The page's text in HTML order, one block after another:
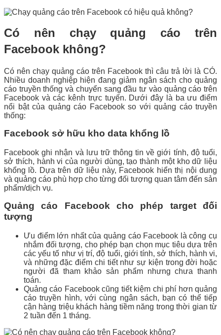
Có nên chạy quảng cáo trên
Facebook không?
Có nên chạy quảng cáo trên Facebook thì câu trả lời là CÓ.
Nhiều doanh nghiệp hiện đang giảm ngân sách cho quảng
cáo truyền thống và chuyển sang đầu tư vào quảng cáo trên
Facebook và các kênh trực tuyến. Dưới đây là ba ưu điểm
nổi bật của quảng cáo Facebook so với quảng cáo truyền
thống:
Facebook sở hữu kho data khổng lồ
Facebook ghi nhận và lưu trữ thông tin về giới tính, độ tuổi,
sở thích, hành vi của người dùng, tạo thành một kho dữ liệu
khổng lồ. Dựa trên dữ liệu này, Facebook hiển thị nội dung
và quảng cáo phù hợp cho từng đối tượng quan tâm đến sản
phẩm/dịch vụ.
Quảng cáo Facebook cho phép target đối
tượng
Ưu điểm lớn nhất của quảng cáo Facebook là công cụ
nhắm đối tượng, cho phép bạn chọn mục tiêu dựa trên
các yếu tố như vị trí, độ tuổi, giới tính, sở thích, hành vi,
và những đặc điểm chi tiết như sự kiện trong đời hoặc
người đã tham khảo sản phẩm nhưng chưa thanh
toán.
Quảng cáo Facebook cũng tiết kiệm chi phí hơn quảng
cáo truyền hình, với cùng ngân sách, bạn có thể tiếp
cận hàng triệu khách hàng tiềm năng trong thời gian từ
2 tuần đến 1 tháng.